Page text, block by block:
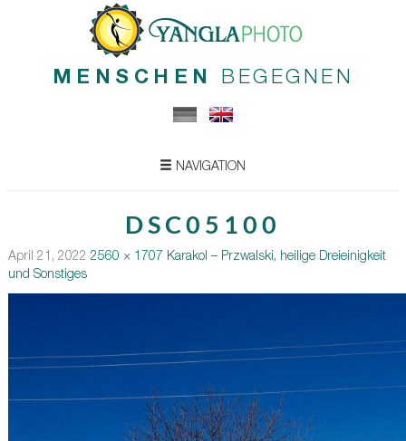
MENSCHEN BEGEGNEN
NAVIGATION
DSC05100
April 21, 2022 2560 × 1707 Karakol – Przwalski, heilige Dreieinigkeit
und Sonstiges